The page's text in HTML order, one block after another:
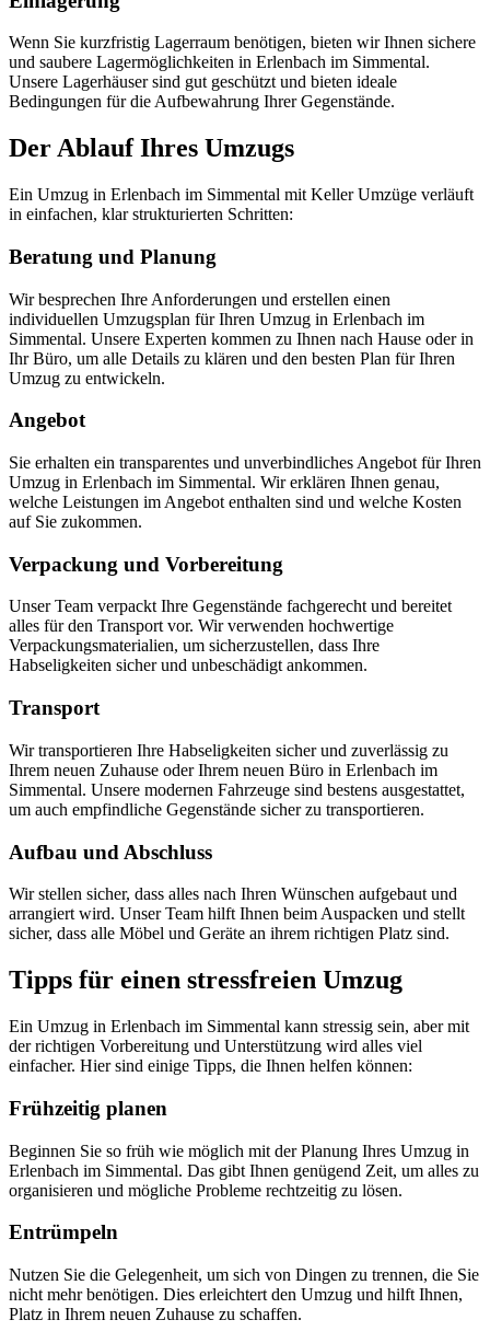
Wenn Sie kurzfristig Lagerraum benötigen, bieten wir Ihnen sichere
und saubere Lagermöglichkeiten in Erlenbach im Simmental.
Unsere Lagerhäuser sind gut geschützt und bieten ideale
Bedingungen für die Aufbewahrung Ihrer Gegenstände.
Der Ablauf Ihres Umzugs
Ein Umzug in Erlenbach im Simmental mit Keller Umzüge verläuft
in einfachen, klar strukturierten Schritten:
Beratung und Planung
Wir besprechen Ihre Anforderungen und erstellen einen
individuellen Umzugsplan für Ihren Umzug in Erlenbach im
Simmental. Unsere Experten kommen zu Ihnen nach Hause oder in
Ihr Büro, um alle Details zu klären und den besten Plan für Ihren
Umzug zu entwickeln.
Angebot
Sie erhalten ein transparentes und unverbindliches Angebot für Ihren
Umzug in Erlenbach im Simmental. Wir erklären Ihnen genau,
welche Leistungen im Angebot enthalten sind und welche Kosten
auf Sie zukommen.
Verpackung und Vorbereitung
Unser Team verpackt Ihre Gegenstände fachgerecht und bereitet
alles für den Transport vor. Wir verwenden hochwertige
Verpackungsmaterialien, um sicherzustellen, dass Ihre
Habseligkeiten sicher und unbeschädigt ankommen.
Transport
Wir transportieren Ihre Habseligkeiten sicher und zuverlässig zu
Ihrem neuen Zuhause oder Ihrem neuen Büro in Erlenbach im
Simmental. Unsere modernen Fahrzeuge sind bestens ausgestattet,
um auch empfindliche Gegenstände sicher zu transportieren.
Aufbau und Abschluss
Wir stellen sicher, dass alles nach Ihren Wünschen aufgebaut und
arrangiert wird. Unser Team hilft Ihnen beim Auspacken und stellt
sicher, dass alle Möbel und Geräte an ihrem richtigen Platz sind.
Tipps für einen stressfreien Umzug
Ein Umzug in Erlenbach im Simmental kann stressig sein, aber mit
der richtigen Vorbereitung und Unterstützung wird alles viel
einfacher. Hier sind einige Tipps, die Ihnen helfen können:
Frühzeitig planen
Beginnen Sie so früh wie möglich mit der Planung Ihres Umzug in
Erlenbach im Simmental. Das gibt Ihnen genügend Zeit, um alles zu
organisieren und mögliche Probleme rechtzeitig zu lösen.
Entrümpeln
Nutzen Sie die Gelegenheit, um sich von Dingen zu trennen, die Sie
nicht mehr benötigen. Dies erleichtert den Umzug und hilft Ihnen,
Platz in Ihrem neuen Zuhause zu schaffen.